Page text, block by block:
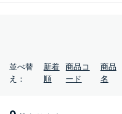
並べ替
え：
新着
順
商品コ
ード
商品
名